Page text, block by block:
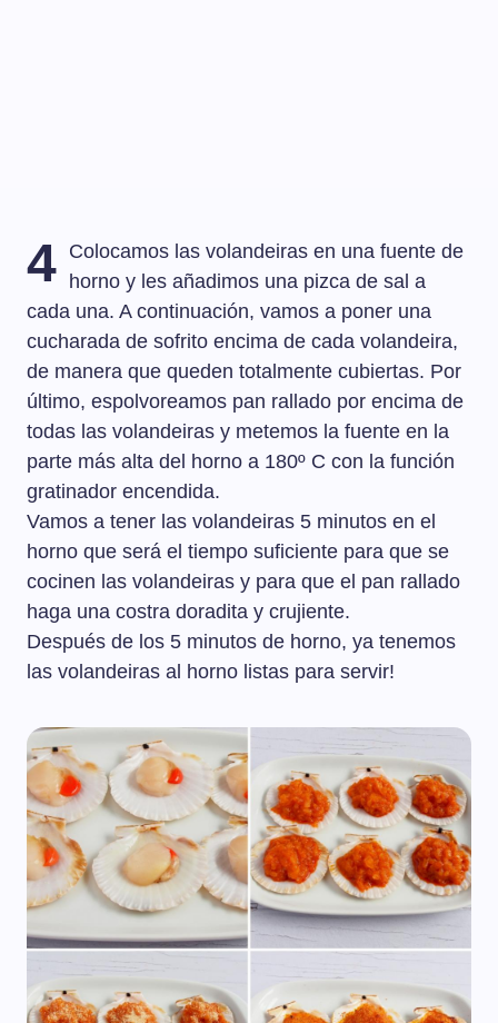
4 Colocamos las volandeiras en una fuente de
horno y les añadimos una pizca de sal a
cada una. A continuación, vamos a poner una
cucharada de sofrito encima de cada volandeira,
de manera que queden totalmente cubiertas. Por
último, espolvoreamos pan rallado por encima de
todas las volandeiras y metemos la fuente en la
parte más alta del horno a 180º C con la función
gratinador encendida.
Vamos a tener las volandeiras 5 minutos en el
horno que será el tiempo suficiente para que se
cocinen las volandeiras y para que el pan rallado
haga una costra doradita y crujiente.
Después de los 5 minutos de horno, ya tenemos
las volandeiras al horno listas para servir!